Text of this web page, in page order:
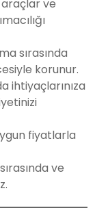
araçlar ve
sırasında
korunur.
ihtiyaçlarınıza
fiyatlarla
ve